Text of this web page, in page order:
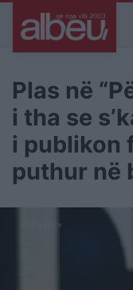
Plas në
i tha se
i publikon
puthur në